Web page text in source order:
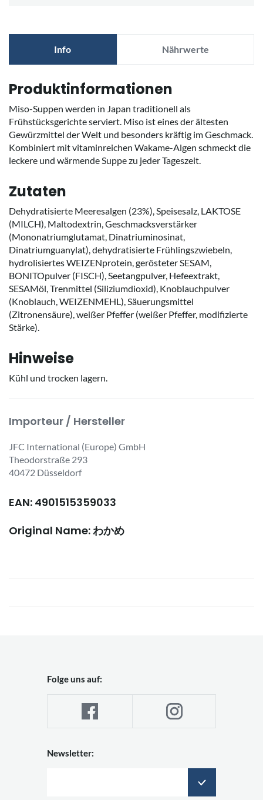
Info Nährwerte
Produktinformationen
Miso-Suppen werden in Japan traditionell als
Frühstücksgerichte serviert. Miso ist eines der ältesten
Gewürzmittel der Welt und besonders kräftig im Geschmack.
Kombiniert mit vitaminreichen Wakame-Algen schmeckt die
leckere und wärmende Suppe zu jeder Tageszeit.
Zutaten
Dehydratisierte Meeresalgen (23%), Speisesalz, LAKTOSE
(MILCH), Maltodextrin, Geschmacksverstärker
(Mononatriumglutamat, Dinatriuminosinat,
Dinatriumguanylat), dehydratisierte Frühlingszwiebeln,
hydrolisiertes WEIZENprotein, gerösteter SESAM,
BONITOpulver (FISCH), Seetangpulver, Hefeextrakt,
SESAMöl, Trenmittel (Siliziumdioxid), Knoblauchpulver
(Knoblauch, WEIZENMEHL), Säuerungsmittel
(Zitronensäure), weißer Pfeffer (weißer Pfeffer, modifizierte
Stärke).
Hinweise
Kühl und trocken lagern.
Importeur / Hersteller
JFC International (Europe) GmbH
Theodorstraße 293
40472 Düsseldorf
EAN: 4901515359033
Original Name: わかめ
Folge uns auf:
Newsletter: